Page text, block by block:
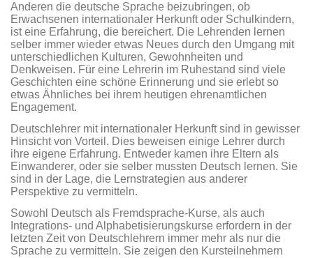
Anderen die deutsche Sprache beizubringen, ob
Erwachsenen internationaler Herkunft oder Schulkindern,
ist eine Erfahrung, die bereichert. Die Lehrenden lernen
selber immer wieder etwas Neues durch den Umgang mit
unterschiedlichen Kulturen, Gewohnheiten und
Denkweisen. Für eine Lehrerin im Ruhestand sind viele
Geschichten eine schöne Erinnerung und sie erlebt so
etwas Ähnliches bei ihrem heutigen ehrenamtlichen
Engagement.
Deutschlehrer mit internationaler Herkunft sind in gewisser
Hinsicht von Vorteil. Dies beweisen einige Lehrer durch
ihre eigene Erfahrung. Entweder kamen ihre Eltern als
Einwanderer, oder sie selber mussten Deutsch lernen. Sie
sind in der Lage, die Lernstrategien aus anderer
Perspektive zu vermitteln.
Sowohl Deutsch als Fremdsprache-Kurse, als auch
Integrations- und Alphabeti­sierungskurse erfordern in der
letzten Zeit von Deutschlehrern immer mehr als nur die
Sprache zu vermitteln. Sie zeigen den Kursteilnehmern